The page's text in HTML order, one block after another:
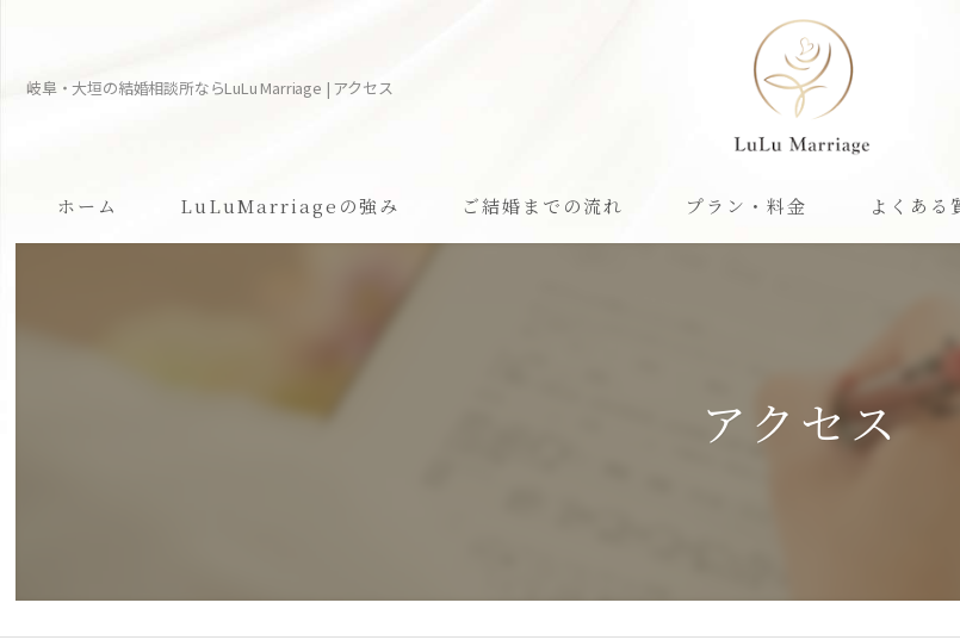
岐阜・大垣の結婚相談所ならLuLu Marriage | アクセス
ホーム LuLuMarriageの強み ご結婚までの流れ プラン・料金 よくある
アクセス